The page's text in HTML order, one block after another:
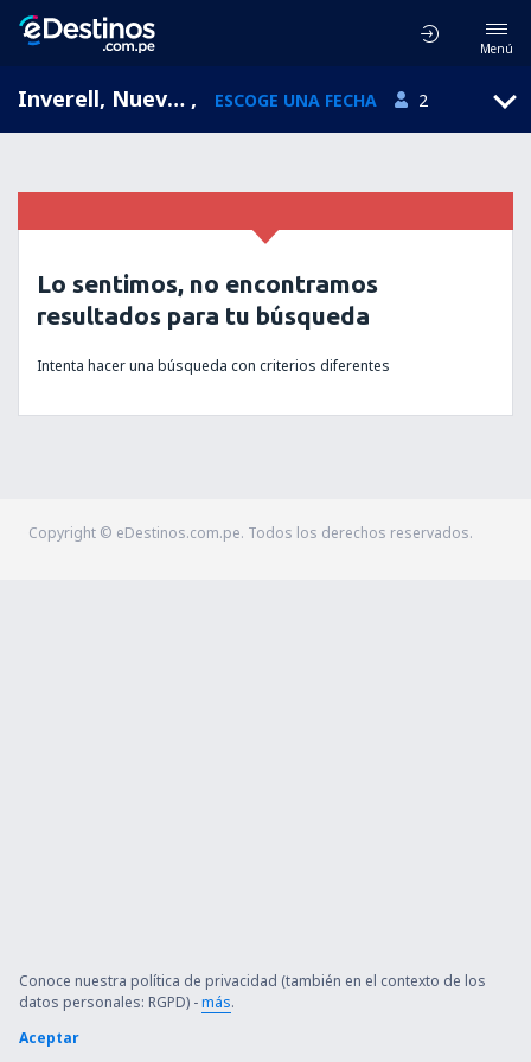
Menú
Inverell, Nueva Gales del Sur, Australia , ESCOGE UNA FECHA 2
Lo sentimos, no encontramos
resultados para tu búsqueda
Intenta hacer una búsqueda con criterios diferentes
Copyright © eDestinos.com.pe. Todos los derechos reservados.
Conoce nuestra política de privacidad (también en el contexto de los
datos personales: RGPD) -más.
Aceptar